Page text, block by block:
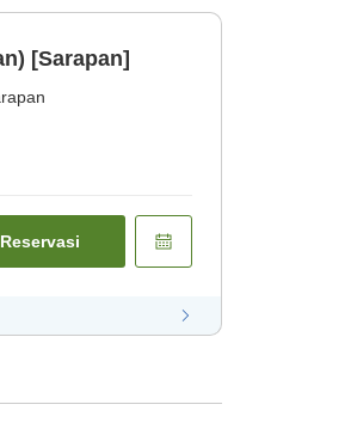
[Sarapan]
Reservasi